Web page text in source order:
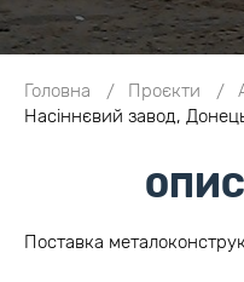
Головна Проєкти
Насіннєвий завод,
Поставка